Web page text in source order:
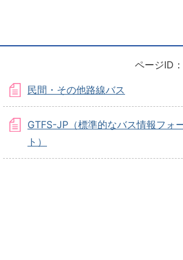
ページID：
民間・その他路線バス
GTFS-JP（標準的なバス情報フォ
ト）